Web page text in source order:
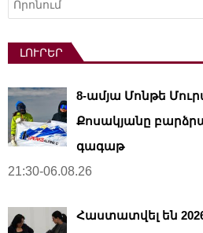
ԼՈՒՐԵՐ
8-ամյա Մոնթե
Քոսակյանը
գագաթ
21:30-06.08.26
Հաստատվել են